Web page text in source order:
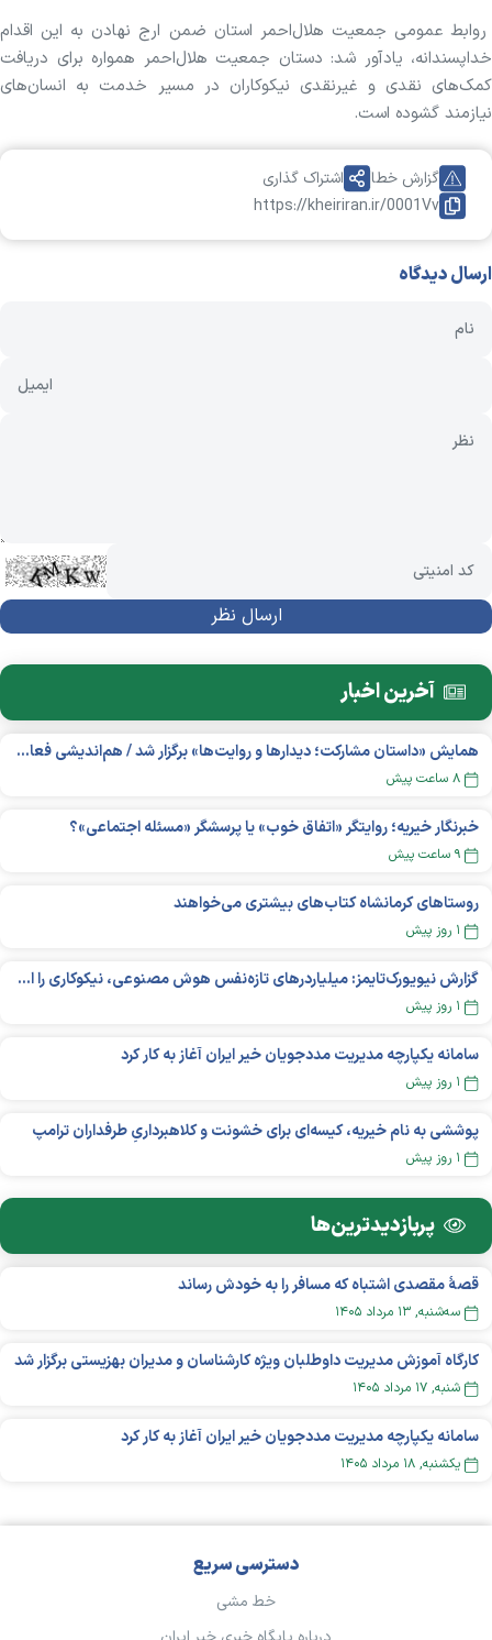
روابط عمومی جمعیت هلال‌احمر استان ضمن ارج نهادن به این اقدام
خداپسندانه، یادآور شد: دستان جمعیت هلال‌احمر همواره برای دریافت
کمک‌های نقدی و غیرنقدی نیکوکاران در مسیر خدمت به انسان‌های
نیازمند گشوده است.
https://kheiriran.ir/0001Vv
گزارش خطا اشتراک گذاری
ارسال دیدگاه
آخرین اخبار
همایش «داستان مشارکت؛ دیدار‌ها و روایت‌ها» برگزار شد / هم‌اندیشی فعالان مردم‌نهاد دربارۀ چالش‌های پیش رو
۸ ساعت پیش
خبرنگار خیریه؛ روایتگر «اتفاق خوب» یا پرسشگر «مسئله اجتماعی»؟
۹ ساعت پیش
روستاهای کرمانشاه کتاب‌های بیشتری می‌خواهند
۱ روز پیش
گزارش نیویورک‌تایمز: میلیاردر‌های تازه‌نفس هوش مصنوعی، نیکوکاری را انتخاب می‌کنند؟
۱ روز پیش
سامانه یکپارچه مدیریت مددجویان خیر ایران آغاز به کار کرد
۱ روز پیش
پوششی به نام خیریه، کیسه‌ای برای خشونت و کلاهبرداریِ طرفداران ترامپ
۱ روز پیش
پربازدید‌ترین‌ها
قصهٔ مقصدی اشتباه که مسافر را به خودش رساند
سه‌شنبه, ۱۳ مرداد ۱۴۰۵
کارگاه آموزش مدیریت داوطلبان ویژه کارشناسان و مدیران بهزیستی برگزار شد
شنبه, ۱۷ مرداد ۱۴۰۵
سامانه یکپارچه مدیریت مددجویان خیر ایران آغاز به کار کرد
يکشنبه, ۱۸ مرداد ۱۴۰۵
دسترسی سریع
خط مشی